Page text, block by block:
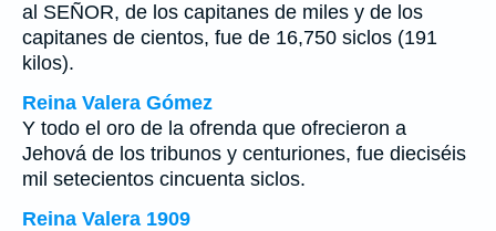
al SEÑOR, de los capitanes de miles y de los
capitanes de cientos, fue de 16,750 siclos (191
kilos).
Reina Valera Gómez
Y todo el oro de la ofrenda que ofrecieron a
Jehová de los tribunos y centuriones, fue dieciséis
mil setecientos cincuenta siclos.
Reina Valera 1909